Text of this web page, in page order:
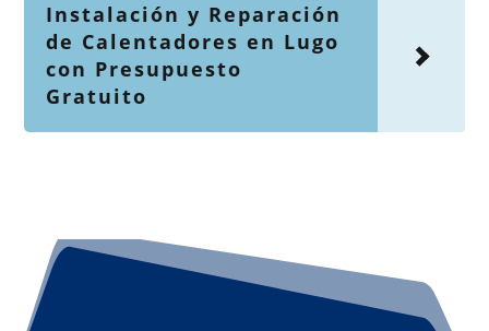
Instalación y Reparación
de Calentadores en Lugo
con Presupuesto
Gratuito